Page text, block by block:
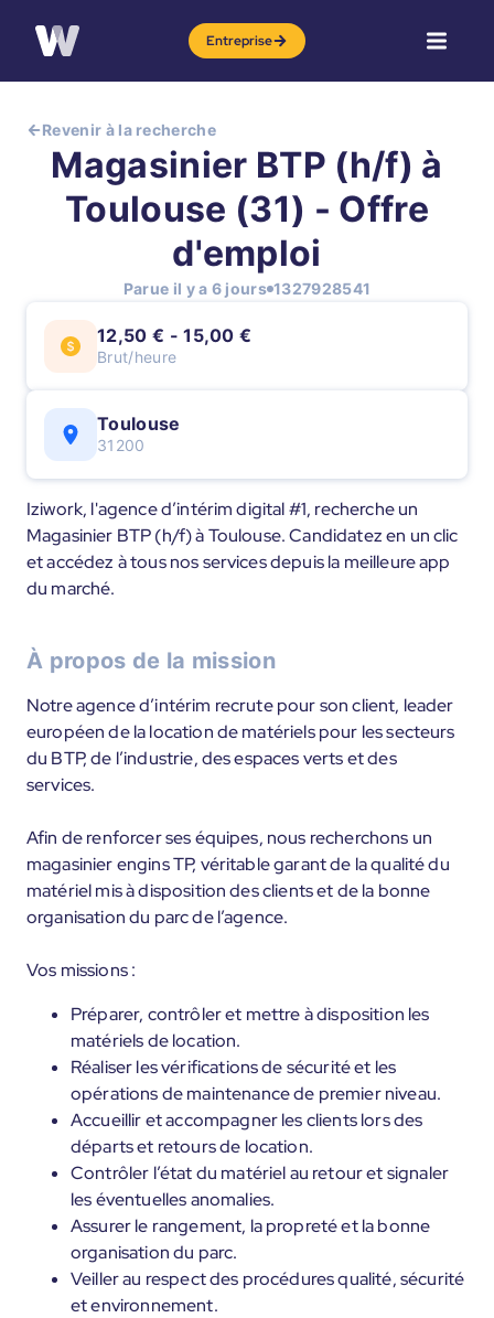
Entreprise
Revenir à la recherche
Magasinier BTP (h/f) à
Toulouse (31) - Offre
d'emploi
Parue il y a 6 jours 1327928541
12,50 € - 15,00 €
Brut/heure
Toulouse
31200
Iziwork, l'agence d’intérim digital #1, recherche un
Magasinier BTP (h/f) à Toulouse. Candidatez en un clic
et accédez à tous nos services depuis la meilleure app
du marché.
À propos de la mission
Notre agence d’intérim recrute pour son client, leader
européen de la location de matériels pour les secteurs
du BTP, de l’industrie, des espaces verts et des
services.
Afin de renforcer ses équipes, nous recherchons un
magasinier engins TP, véritable garant de la qualité du
matériel mis à disposition des clients et de la bonne
organisation du parc de l’agence.
Vos missions :
Préparer, contrôler et mettre à disposition les
matériels de location.
Réaliser les vérifications de sécurité et les
opérations de maintenance de premier niveau.
Accueillir et accompagner les clients lors des
départs et retours de location.
Contrôler l’état du matériel au retour et signaler
les éventuelles anomalies.
Assurer le rangement, la propreté et la bonne
organisation du parc.
Veiller au respect des procédures qualité, sécurité
et environnement.